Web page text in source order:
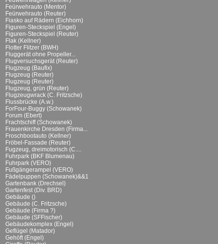
Feürwehrauto (Mentor)
Feürwehrauto (Reuter)
Fiasko auf Rädern (Eichhorn)
Figuren-Steckspiel (Engel)
Figuren-Steckspiel (Reuter)
Flak (Kellner)
Flotter Flitzer (BWH)
Fluggerät ohne Propeller...
Flugversuchsgerät (Reuter)
Flugzeug (Baufix)
Flugzeug (Reuter)
Flugzeug (Reuter)
Flugzeug, grün (Reuter)
Flugzeugwrack (C. Fritzsche)
Flussbrücke (A.w.)
ForFour-Buggy (Schowanek)
Forum (Ebert)
Frachtschiff (Schowanek)
Frauenkirche Dresden (Firma...
Froschbootauto (Kellner)
Fröbel-Fassade (Reuter)
Fugzeug, dreimotorisch (C....
Fuhrpark (BKF Blumenau)
Fuhrpark (VERO)
Fußgängerampel (VERO)
Fädelpuppen (Schowanek)&&1
Gartenbank (Drechsel)
Gartenfest (Div. BRD)
Gebäude ()
Gebäude (C. Fritzsche)
Gebäude (Firma ?)
Gebäude (SFFischer)
Gebäudekomplex (Engel)
Geflügel (Matador)
Gehöft (Engel)